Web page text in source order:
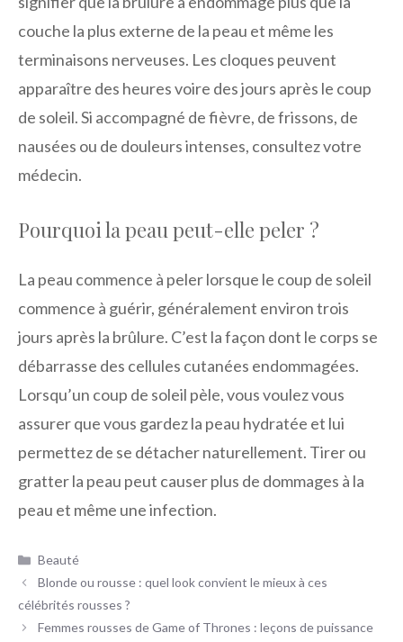
couche la plus externe de la peau et même les
terminaisons nerveuses. Les cloques peuvent
apparaître des heures voire des jours après le coup
de soleil. Si accompagné de fièvre, de frissons, de
nausées ou de douleurs intenses, consultez votre
médecin.
Pourquoi la peau peut-elle peler ?
La peau commence à peler lorsque le coup de soleil
commence à guérir, généralement environ trois
jours après la brûlure. C’est la façon dont le corps se
débarrasse des cellules cutanées endommagées.
Lorsqu’un coup de soleil pèle, vous voulez vous
assurer que vous gardez la peau hydratée et lui
permettez de se détacher naturellement. Tirer ou
gratter la peau peut causer plus de dommages à la
peau et même une infection.
Catégories
Beauté
Blonde ou rousse : quel look convient le mieux à ces
célébrités rousses ?
Femmes rousses de Game of Thrones : leçons de puissance